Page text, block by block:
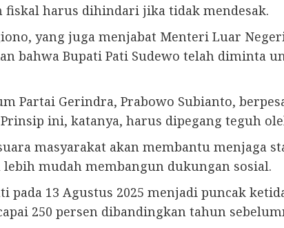
fiskal harus dihindari jika tidak mendesak.
yang juga menjabat Menteri Luar
bahwa Bupati Pati Sudewo telah diminta
Partai Gerindra, Prabowo Subianto,
ini, katanya, harus dipegang teguh
masyarakat akan membantu menjaga
mudah membangun dukungan sosial.
13 Agustus 2025 menjadi puncak
250 persen dibandingkan tahun